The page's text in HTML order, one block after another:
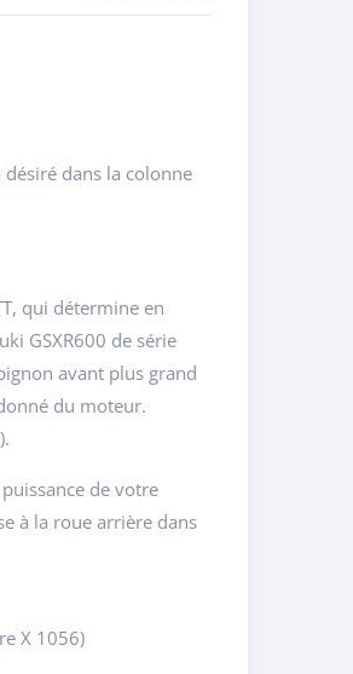
dans la colonne
qui détermine en
GSXR600 de série
avant plus grand
du moteur.
de votre
à la roue arrière dans
X 1056)